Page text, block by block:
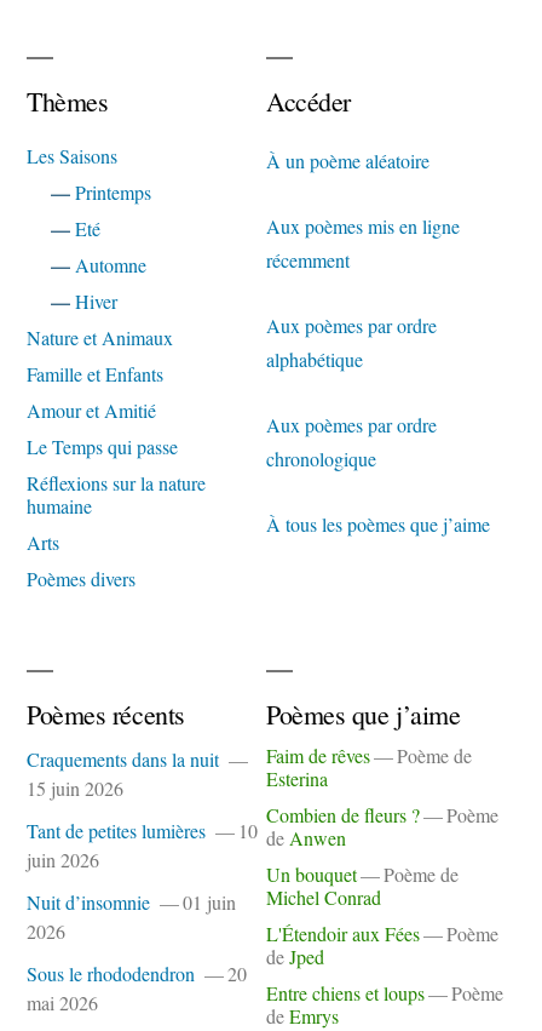
Thèmes
Les Saisons
—Printemps
—Eté
—Automne
—Hiver
Nature et Animaux
Famille et Enfants
Amour et Amitié
Le Temps qui passe
Réflexions sur la nature
humaine
Arts
Poèmes divers
Accéder
À un poème aléatoire
Aux poèmes mis en ligne
récemment
Aux poèmes par ordre
alphabétique
Aux poèmes par ordre
chronologique
À tous les poèmes que j’aime
Poèmes récents
Craquements dans la nuit
15 juin 2026
Tant de petites lumières
10
juin 2026
Nuit d’insomnie
01 juin
2026
Sous le rhododendron
20
mai 2026
Poèmes que j’aime
Faim de rêves
Poème de
Esterina
Combien de fleurs ?
Poème
deAnwen
Un bouquet
Poème de
Michel Conrad
L'Étendoir aux Fées
Poème
deJped
Entre chiens et loups
Poème
deEmrys